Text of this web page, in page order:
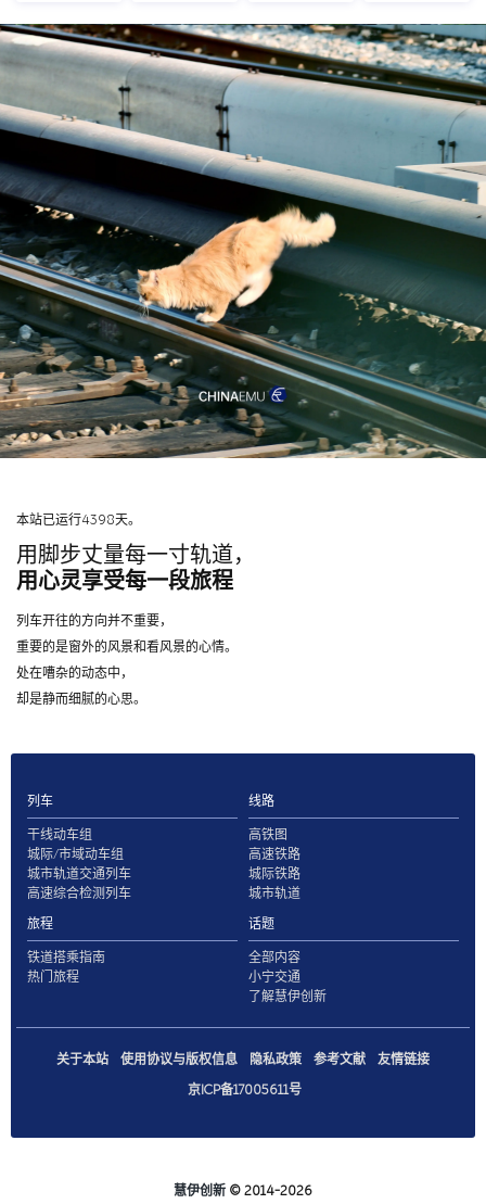
本站已运行4398天。
用脚步丈量每一寸轨道，
用心灵享受每一段旅程
列车开往的方向并不重要，
重要的是窗外的风景和看风景的心情。
处在嘈杂的动态中，
却是静而细腻的心思。
列车
干线动车组
城际/市域动车组
城市轨道交通列车
高速综合检测列车
线路
高铁图
高速铁路
城际铁路
城市轨道
旅程
铁道搭乘指南
热门旅程
话题
全部内容
小宁交通
了解慧伊创新
关于本站 使用协议与版权信息 隐私政策 参考文献
友情链接
京ICP备17005611号
慧伊创新 © 2014-2026